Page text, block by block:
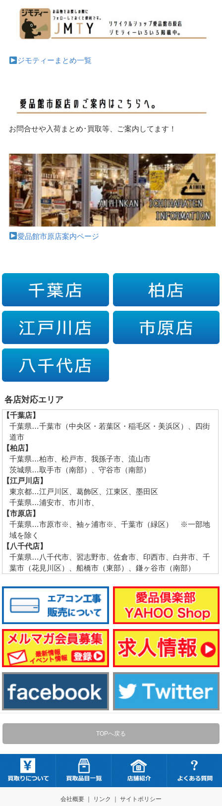
ジモティーまとめ一覧
お問合せや入荷まとめ･買取等、ご案内してます！
愛品館市原店案内ページ
各店対応エリア
【千葉店】
千葉県…千葉市（中央区・若葉区・稲毛区・美浜区）、四街
道市
【柏店】
千葉県…柏市、松戸市、我孫子市、流山市
茨城県…取手市（南部）、守谷市（南部）
【江戸川店】
東京都…江戸川区、葛飾区、江東区、墨田区
千葉県…浦安市、市川市、
【市原店】
千葉県…市原市※、袖ヶ浦市※、千葉市（緑区） ※一部地
域を除く
【八千代店】
千葉県…八千代市、習志野市、佐倉市、印西市、白井市、千
葉市（花見川区）、船橋市（東部）、鎌ヶ谷市（南部）
TOPへ戻る
会社概要｜ リンク サイトポリシー